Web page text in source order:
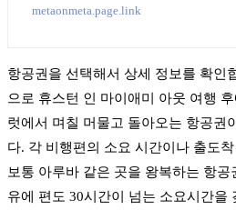
metaonmeta.page.link
항공권을 선택해서 상세 정보를 확인
으로 휴스턴 인 마이애미 아웃 여행
럿에서 며칠 머물고 돌아오는 항공권
다. 각 비행편의 소요 시간이나 출도
보통 아루바 같은 곳을 왕복하는 항공
유에 편도 30시간이 넘는 소요시간을